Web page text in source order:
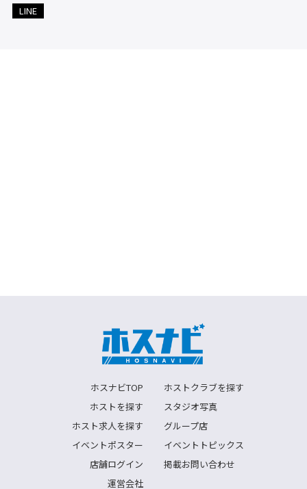
LINE
ホスナビTOP
ホストクラブを探す
ホストを探す
スタジオ写真
ホスト求人を探す
グループ店
イベントポスター
イベントトピックス
店舗ログイン
掲載お問い合わせ
運営会社